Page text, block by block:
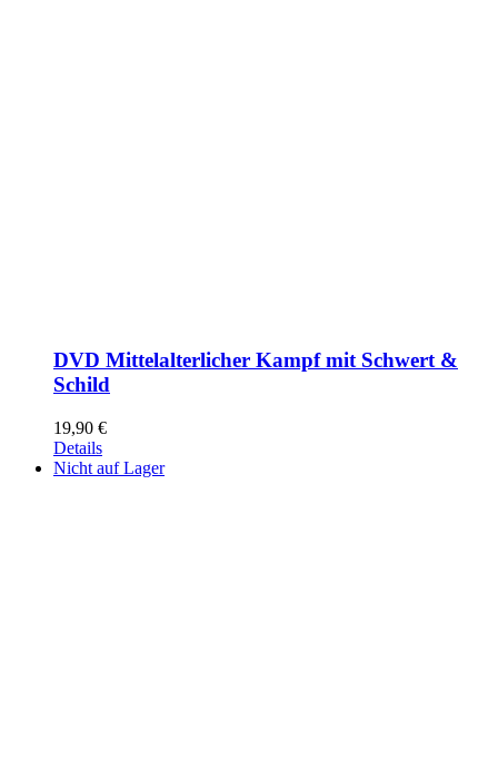
DVD Mittelalterlicher Kampf mit Schwert &
Schild
19,90 €
Details
Nicht auf Lager